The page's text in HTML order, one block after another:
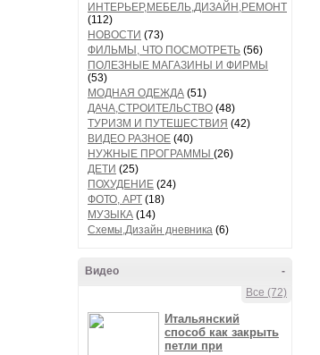
ИНТЕРЬЕР,МЕБЕЛЬ,ДИЗАЙН,РЕМОНТ
(112)
НОВОСТИ (73)
ФИЛЬМЫ, ЧТО ПОСМОТРЕТЬ (56)
ПОЛЕЗНЫЕ МАГАЗИНЫ И ФИРМЫ
(53)
МОДНАЯ ОДЕЖДА (51)
ДАЧА,СТРОИТЕЛЬСТВО (48)
ТУРИЗМ И ПУТЕШЕСТВИЯ (42)
ВИДЕО РАЗНОЕ (40)
НУЖНЫЕ ПРОГРАММЫ (26)
ДЕТИ (25)
ПОХУДЕНИЕ (24)
ФОТО, АРТ (18)
МУЗЫКА (14)
Схемы,Дизайн дневника (6)
-
Видео
Все (72)
Итальянский
способ как закрыть
петли при